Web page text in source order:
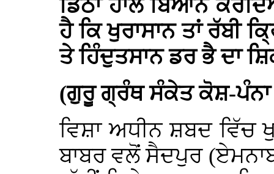
ਡਿਠਾ ਹਾਲ ਬਿਆਨ
ਹੈ ਕਿ ਖੁਰਾਸਾਨ ਤਾਂ ਰੱਬੀ
ਤੇ ਹਿੰਦੁਤਸਾਨ ਡਰ ਭੈ ਦਾ
(ਗੁਰੂ ਗ੍ਰੰਥ ਸੰਕੇਤ ਕੋਸ਼-ਪੰਨਾ
ਵਿਸ਼ਾ ਅਧੀਨ ਸ਼ਬਦ ਵਿੱਚ
ਬਾਬਰ ਵਲੋਂ ਸੈਦਪੁਰ